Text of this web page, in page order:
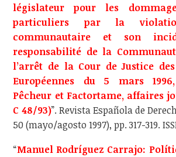
législateur pour les
particuliers par la
communautaire et son
responsabilité de la
l’arrêt de la Cour de Justice
Européennes du 5 mars
Pêcheur et Factortame, affaires
C 48/93)”. Revista Española de
50 (mayo/agosto 1997), pp. 317-319.
“Manuel Rodríguez Carrajo: